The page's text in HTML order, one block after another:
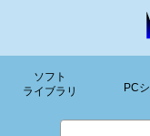
ソフト
ライブラリ
PC